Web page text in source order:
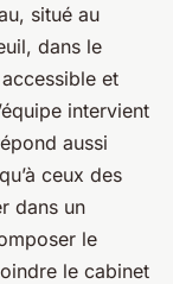
situé au
dans le
et
intervient
aussi
ceux des
dans un
le
le cabinet